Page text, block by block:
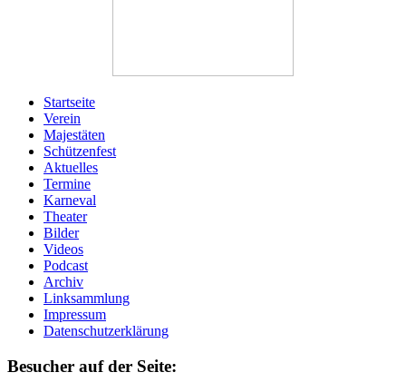
Startseite
Verein
Majestäten
Schützenfest
Aktuelles
Termine
Karneval
Theater
Bilder
Videos
Podcast
Archiv
Linksammlung
Impressum
Datenschutzerklärung
Besucher auf der Seite: